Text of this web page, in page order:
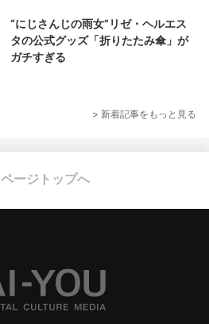
“にじさんじの雨女”リゼ・ヘルエス
タの公式グッズ「折りたたみ傘」が
ガチすぎる
> 新着記事をもっと見る
ページトップへ